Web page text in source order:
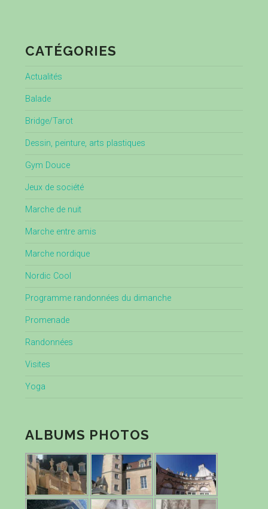
CATÉGORIES
Actualités
Balade
Bridge/Tarot
Dessin, peinture, arts plastiques
Gym Douce
Jeux de société
Marche de nuit
Marche entre amis
Marche nordique
Nordic Cool
Programme randonnées du dimanche
Promenade
Randonnées
Visites
Yoga
ALBUMS PHOTOS